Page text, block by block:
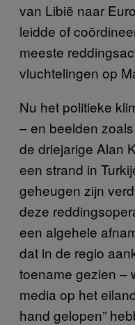
van Libië naar
leidde of
meeste
vluchtelingen op
Nu het politieke
– en beelden
de driejarige Alan
een strand in
geheugen zijn
deze
een algehele
dat in de regio
toename gezien –
media op het
hand gelopen”